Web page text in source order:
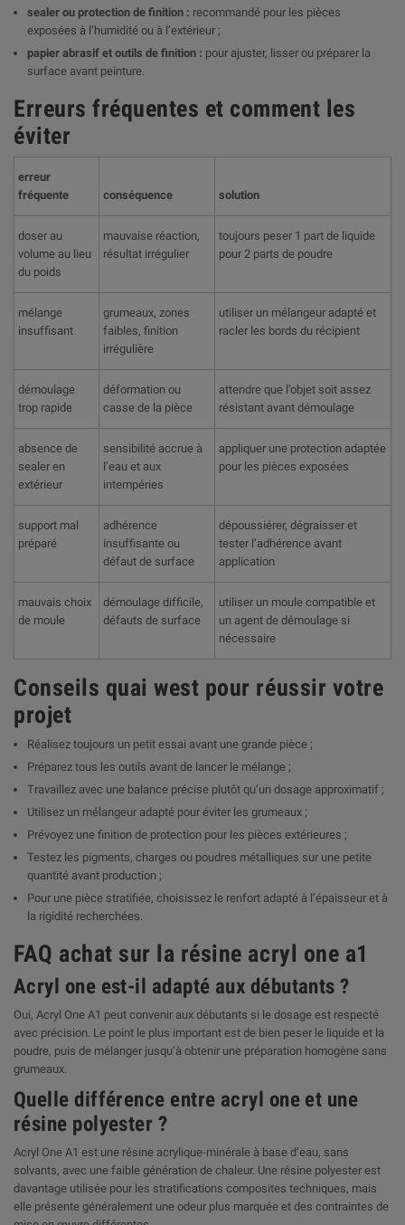
sealer ou protection de finition : recommandé pour les pièces
exposées à l’humidité ou à l’extérieur ;
papier abrasif et outils de finition : pour ajuster, lisser ou préparer la
surface avant peinture.
Erreurs fréquentes et comment les
éviter
erreur
fréquente
conséquence solution
doser au
volume au lieu
du poids
mauvaise réaction,
résultat irrégulier
toujours peser 1 part de liquide
pour 2 parts de poudre
mélange
insuffisant
grumeaux, zones
faibles, finition
irrégulière
utiliser un mélangeur adapté et
racler les bords du récipient
démoulage
trop rapide
déformation ou
casse de la pièce
attendre que l’objet soit assez
résistant avant démoulage
absence de
sealer en
extérieur
sensibilité accrue à
l’eau et aux
intempéries
appliquer une protection adaptée
pour les pièces exposées
support mal
préparé
adhérence
insuffisante ou
défaut de surface
dépoussiérer, dégraisser et
tester l’adhérence avant
application
mauvais choix
de moule
démoulage difficile,
défauts de surface
utiliser un moule compatible et
un agent de démoulage si
nécessaire
Conseils quai west pour réussir votre
projet
Réalisez toujours un petit essai avant une grande pièce ;
Préparez tous les outils avant de lancer le mélange ;
Travaillez avec une balance précise plutôt qu’un dosage approximatif ;
Utilisez un mélangeur adapté pour éviter les grumeaux ;
Prévoyez une finition de protection pour les pièces extérieures ;
Testez les pigments, charges ou poudres métalliques sur une petite
quantité avant production ;
Pour une pièce stratifiée, choisissez le renfort adapté à l’épaisseur et à
la rigidité recherchées.
FAQ achat sur la résine acryl one a1
Acryl one est-il adapté aux débutants ?
Oui, Acryl One A1 peut convenir aux débutants si le dosage est respecté
avec précision. Le point le plus important est de bien peser le liquide et la
poudre, puis de mélanger jusqu’à obtenir une préparation homogène sans
grumeaux.
Quelle différence entre acryl one et une
résine polyester ?
Acryl One A1 est une résine acrylique-minérale à base d’eau, sans
solvants, avec une faible génération de chaleur. Une résine polyester est
davantage utilisée pour les stratifications composites techniques, mais
elle présente généralement une odeur plus marquée et des contraintes de